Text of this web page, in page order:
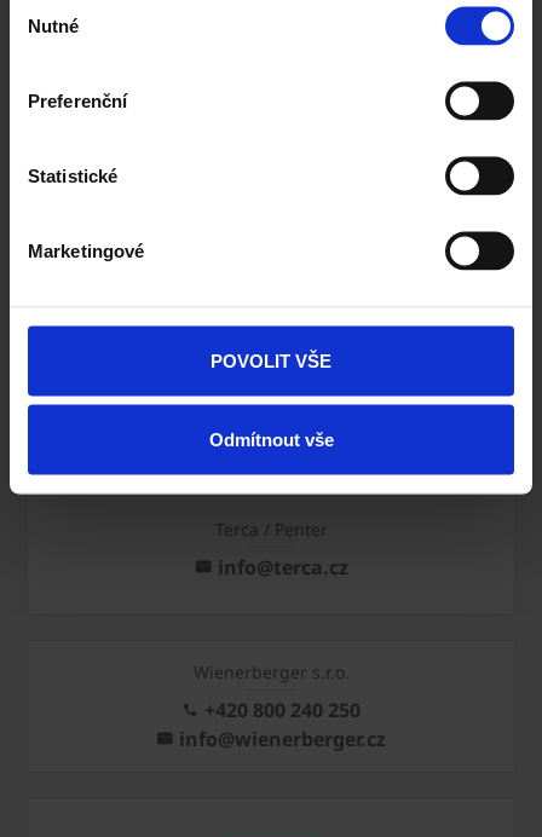
souhlasu
Nutné
Preferenční
Statistické
Marketingové
POVOLIT VŠE
Odmítnout vše
Semmelrock
infocz@semmelrock.com
Terca / Penter
info@terca.cz
Wienerberger s.r.o.
+420 800 240 250
info@wienerberger.cz